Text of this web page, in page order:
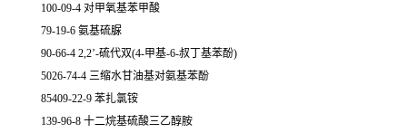
100-09-4 对甲氧基苯甲酸
79-19-6 氨基硫脲
90-66-4 2,2’-硫代双(4-甲基-6-叔丁基苯酚)
5026-74-4 三缩水甘油基对氨基苯酚
85409-22-9 苯扎氯铵
139-96-8 十二烷基硫酸三乙醇胺